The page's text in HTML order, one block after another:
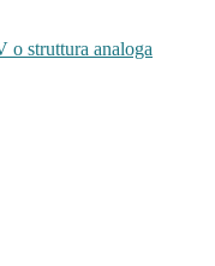
o struttura analoga